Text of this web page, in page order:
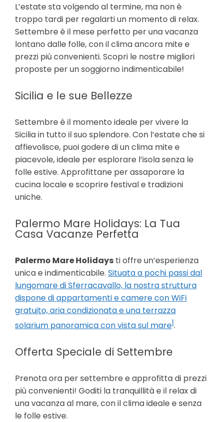
L’estate sta volgendo al termine, ma non è
troppo tardi per regalarti un momento di relax.
Settembre è il mese perfetto per una vacanza
lontano dalle folle, con il clima ancora mite e
prezzi più convenienti. Scopri le nostre migliori
proposte per un soggiorno indimenticabile!
Sicilia e le sue Bellezze
Settembre è il momento ideale per vivere la
Sicilia in tutto il suo splendore. Con l’estate che si
affievolisce, puoi godere di un clima mite e
piacevole, ideale per esplorare l’isola senza le
folle estive. Approfittane per assaporare la
cucina locale e scoprire festival e tradizioni
uniche.
Palermo Mare Holidays: La Tua
Casa Vacanze Perfetta
Palermo Mare Holidays ti offre un’esperienza
unica e indimenticabile. Situata a pochi passi dal
lungomare di Sferracavallo, la nostra struttura
dispone di appartamenti e camere con WiFi
gratuito, aria condizionata e una terrazza
solarium panoramica con vista sul mare1.
Offerta Speciale di Settembre
Prenota ora per settembre e approfitta di prezzi
più convenienti! Goditi la tranquillità e il relax di
una vacanza al mare, con il clima ideale e senza
le folle estive.